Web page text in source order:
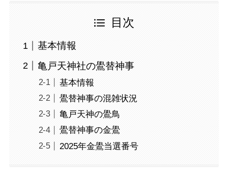
目次
基本情報
亀戸天神社の鷽替神事
基本情報
鷽替神事の混雑状況
亀戸天神の鷽鳥
鷽替神事の金鷽
2025年金鷽当選番号